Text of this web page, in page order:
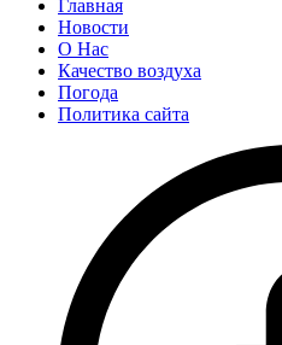
Главная
Новости
О Нас
Качество воздуха
Погода
Политика сайта